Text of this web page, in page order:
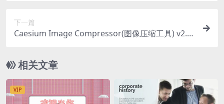
下一篇
Caesium Image Compressor(图像压缩工具) v2.2.
相关文章
VIP